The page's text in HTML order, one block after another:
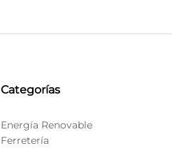
Categorías
Energía Renovable
Ferretería